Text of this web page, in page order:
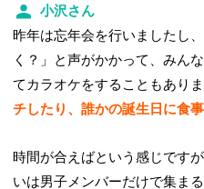
小沢さん
昨年は忘年会を行いましたし
く？」と声がかかって、みん
てカラオケをすることもありま
チしたり、誰かの誕生日に食
時間が合えばという感じです
いは男子メンバーだけで集ま